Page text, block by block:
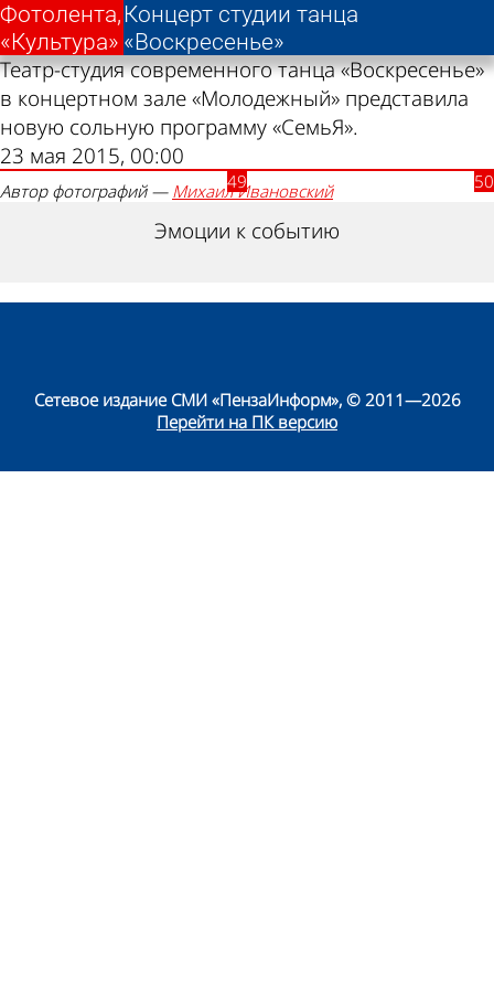
Концерт студии танца
«Воскресенье»
Фотолента,
«Культура»
Театр-студия современного танца «Воскресенье»
в концертном зале «Молодежный» представила
новую сольную программу «СемьЯ».
23 мая 2015, 00:00
Автор фотографий — Михаил Ивановский
Эмоции к событию
Сетевое издание СМИ «ПензаИнформ», © 2011—2026
Перейти на ПК версию